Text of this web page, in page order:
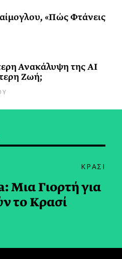
«Πώς Φτάνεις
Ανακάλυψη της AI
Ζωή;
ΚΡΑΣΙ
Μια Γιορτή για
το Κρασί